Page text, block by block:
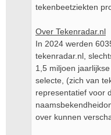
tekenbeetziekten
Over Tekenradar.nl
In 2024 werden
tekenradar.nl,
1,5 miljoen
selecte, (zich van
representatief voor
over kunnen